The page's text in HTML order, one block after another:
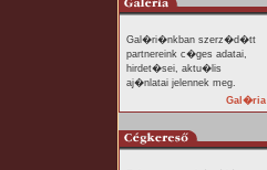
Gal�ri�nkban szerz�d�tt
partnereink c�ges adatai,
hirdet�sei, aktu�lis
aj�nlatai jelennek meg.
Gal�ria